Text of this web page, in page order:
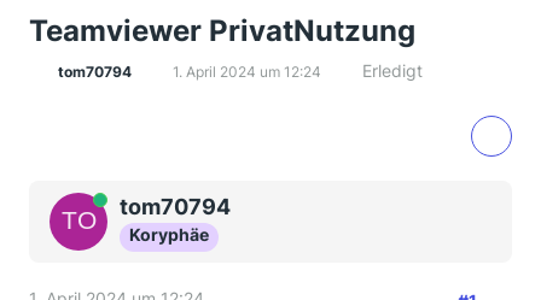
Teamviewer PrivatNutzung
tom70794 1. April 2024 um 12:24 Erledigt
Onlinetom70794
Koryphäe